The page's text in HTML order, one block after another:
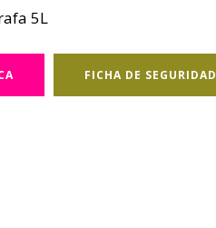
5L
FICHA DE SEGURIDAD